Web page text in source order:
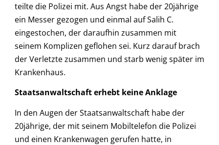
teilte die Polizei mit. Aus Angst habe der 20jährige
ein Messer gezogen und einmal auf Salih C.
eingestochen, der daraufhin zusammen mit
seinem Komplizen geflohen sei. Kurz darauf brach
der Verletzte zusammen und starb wenig später im
Krankenhaus.
Staatsanwaltschaft erhebt keine Anklage
In den Augen der Staatsanwaltschaft habe der
20jährige, der mit seinem Mobiltelefon die Polizei
und einen Krankenwagen gerufen hatte, in